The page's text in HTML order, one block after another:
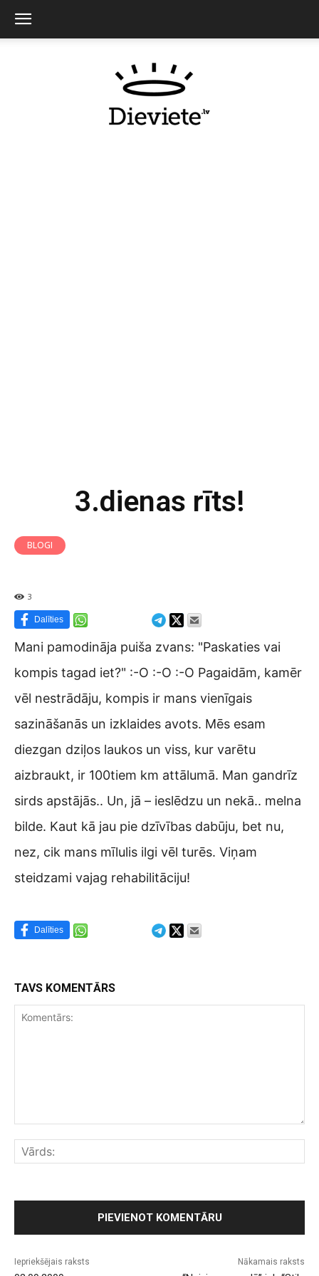
3.dienas rīts!
BLOGI
3
Dalīties
Mani pamodināja puiša zvans: "Paskaties vai
kompis tagad iet?" :-O :-O :-O Pagaidām, kamēr
vēl nestrādāju, kompis ir mans vienīgais
sazināšanās un izklaides avots. Mēs esam
diezgan dziļos laukos un viss, kur varētu
aizbraukt, ir 100tiem km attālumā. Man gandrīz
sirds apstājās.. Un, jā – ieslēdzu un nekā.. melna
bilde. Kaut kā jau pie dzīvības dabūju, bet nu,
nez, cik mans mīlulis ilgi vēl turēs. Viņam
steidzami vajag rehabilitāciju!
Dalīties
TAVS KOMENTĀRS
Iepriekšējais raksts Nākamais raksts